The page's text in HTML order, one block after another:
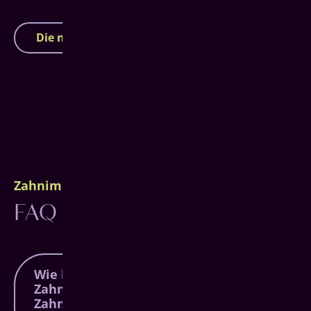
Die nächsten Infoveranstaltungen
Zahnimplantate Hachenburg
FAQ
Wie lange dauert eine
Zahnimplantat-Behandlung beim
Zahnarzt in Hachenburg und